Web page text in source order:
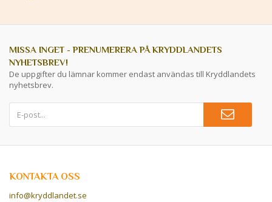
MISSA INGET - PRENUMERERA PÅ KRYDDLANDETS
NYHETSBREV!
De uppgifter du lämnar kommer endast användas till Kryddlandets
nyhetsbrev.
KONTAKTA OSS
info@kryddlandet.se